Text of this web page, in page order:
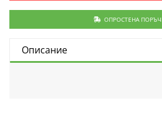
ОПРОСТЕНА
Описание